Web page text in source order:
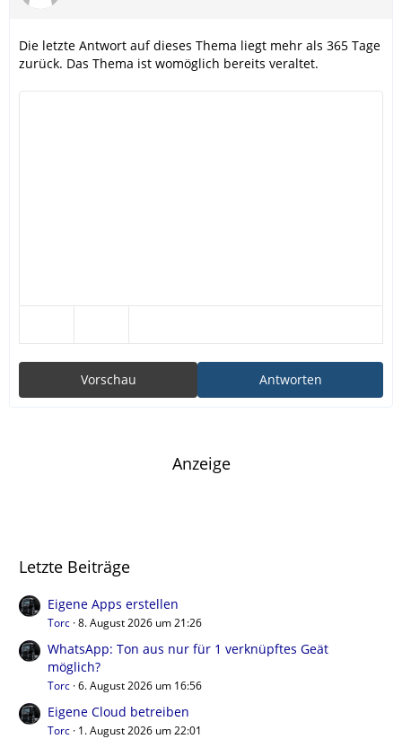
Die letzte Antwort auf dieses Thema liegt mehr als 365 Tage
zurück. Das Thema ist womöglich bereits veraltet.
Antworten
Vorschau
Anzeige
Letzte Beiträge
Eigene Apps erstellen
Torc 8. August 2026 um 21:26
WhatsApp: Ton aus nur für 1 verknüpftes Geät
möglich?
Torc 6. August 2026 um 16:56
Eigene Cloud betreiben
Torc 1. August 2026 um 22:01